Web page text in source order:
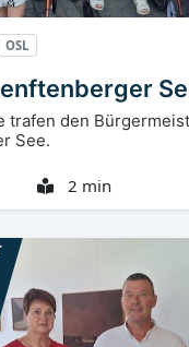
OSL
trafen den
See.
2 min